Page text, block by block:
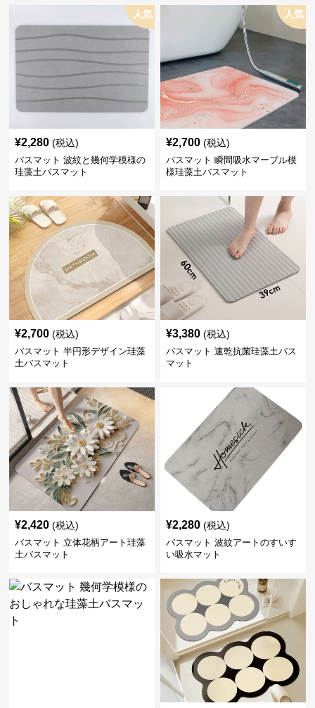
人気
¥2,280 (税込)
バスマット 波紋と幾何学模様の
珪藻土バスマット
人気
¥2,700 (税込)
バスマット 瞬間吸水マーブル模
様珪藻土バスマット
¥2,700 (税込)
バスマット 半円形デザイン珪藻
土バスマット
¥3,380 (税込)
バスマット 速乾抗菌珪藻土バス
マット
¥2,420 (税込)
バスマット 立体花柄アート珪藻
土バスマット
¥2,280 (税込)
バスマット 波紋アートのすいす
い吸水マット